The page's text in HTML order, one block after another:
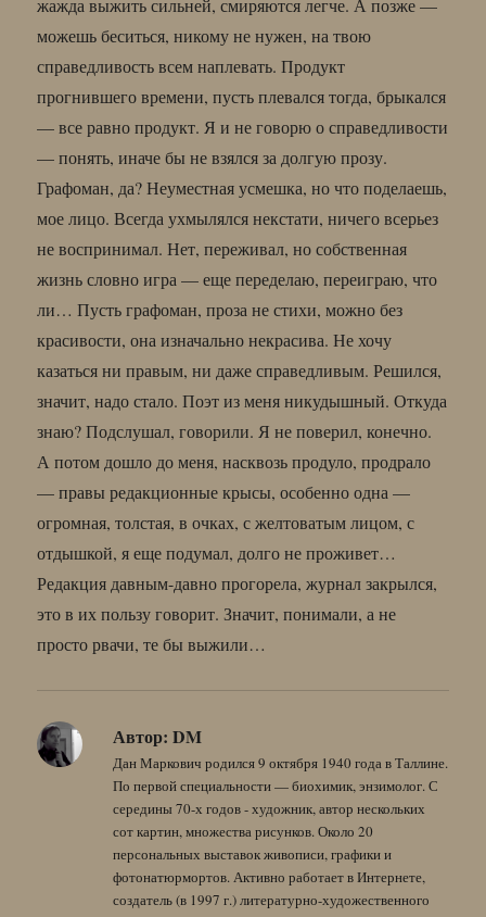
жажда выжить сильней, смиряются легче. А позже —
можешь беситься, никому не нужен, на твою
справедливость всем наплевать. Продукт
прогнившего времени, пусть плевался тогда, брыкался
— все равно продукт. Я и не говорю о справедливости
— понять, иначе бы не взялся за долгую прозу.
Графоман, да? Неуместная усмешка, но что поделаешь,
мое лицо. Всегда ухмылялся некстати, ничего всерьез
не воспринимал. Нет, переживал, но собственная
жизнь словно игра — еще переделаю, переиграю, что
ли… Пусть графоман, проза не стихи, можно без
красивости, она изначально некрасива. Не хочу
казаться ни правым, ни даже справедливым. Решился,
значит, надо стало. Поэт из меня никудышный. Откуда
знаю? Подслушал, говорили. Я не поверил, конечно.
А потом дошло до меня, насквозь продуло, продрало
— правы редакционные крысы, особенно одна —
огромная, толстая, в очках, с желтоватым лицом, с
отдышкой, я еще подумал, долго не проживет…
Редакция давным-давно прогорела, журнал закрылся,
это в их пользу говорит. Значит, понимали, а не
просто рвачи, те бы выжили…
Автор: DM
Дан Маркович родился 9 октября 1940 года в Таллине.
По первой специальности — биохимик, энзимолог. С
середины 70-х годов - художник, автор нескольких
сот картин, множества рисунков. Около 20
персональных выставок живописи, графики и
фотонатюрмортов. Активно работает в Интернете,
создатель (в 1997 г.) литературно-художественного